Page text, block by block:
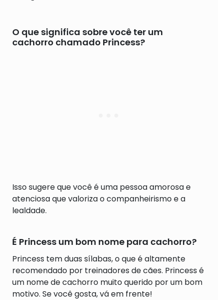
O que significa sobre você ter um
cachorro chamado Princess?
Isso sugere que você é uma pessoa amorosa e
atenciosa que valoriza o companheirismo e a
lealdade.
É Princess um bom nome para cachorro?
Princess tem duas sílabas, o que é altamente
recomendado por treinadores de cães. Princess é
um nome de cachorro muito querido por um bom
motivo. Se você gosta, vá em frente!